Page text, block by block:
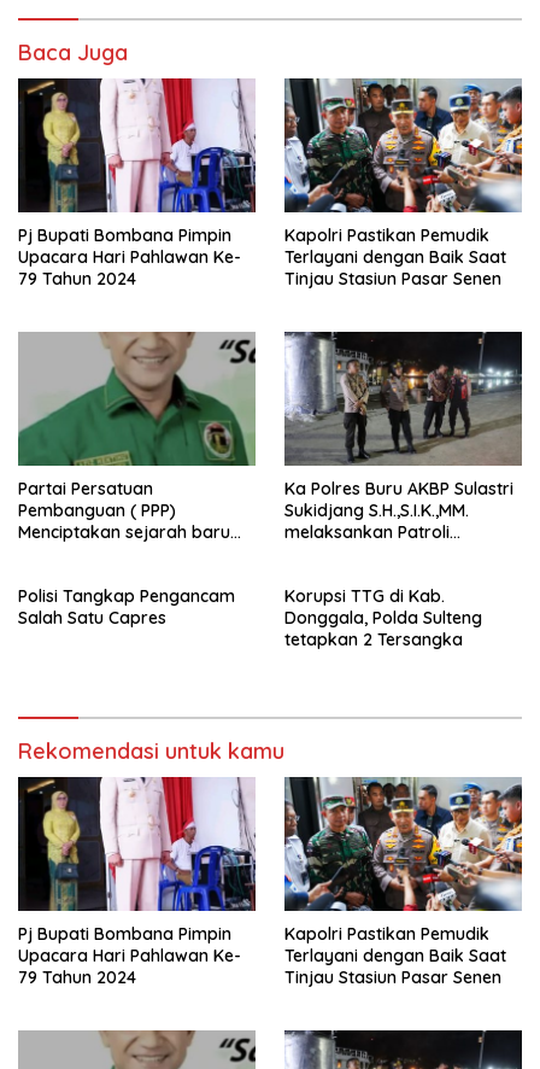
Baca Juga
Pj Bupati Bombana Pimpin
Upacara Hari Pahlawan Ke-
79 Tahun 2024
Kapolri Pastikan Pemudik
Terlayani dengan Baik Saat
Tinjau Stasiun Pasar Senen
Partai Persatuan
Pembanguan ( PPP)
Menciptakan sejarah baru
Buru (Namlea).
Ka Polres Buru AKBP Sulastri
Sukidjang S.H.,S.I.K.,MM.
melaksankan Patroli
Polisi Tangkap Pengancam
Salah Satu Capres
Korupsi TTG di Kab.
Donggala, Polda Sulteng
tetapkan 2 Tersangka
Rekomendasi untuk kamu
Pj Bupati Bombana Pimpin
Upacara Hari Pahlawan Ke-
79 Tahun 2024
Kapolri Pastikan Pemudik
Terlayani dengan Baik Saat
Tinjau Stasiun Pasar Senen